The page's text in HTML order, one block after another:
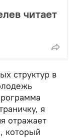
читает
структур в
я
отражает
который